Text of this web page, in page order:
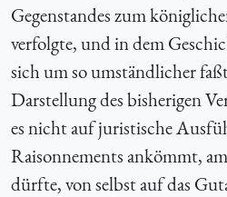
Gegenstandes zum
verfolgte, und in dem
sich um so umständlicher
Darstellung des bisherigen
es nicht auf juristische
Raisonnements ankömmt,
dürfte, von selbst auf das